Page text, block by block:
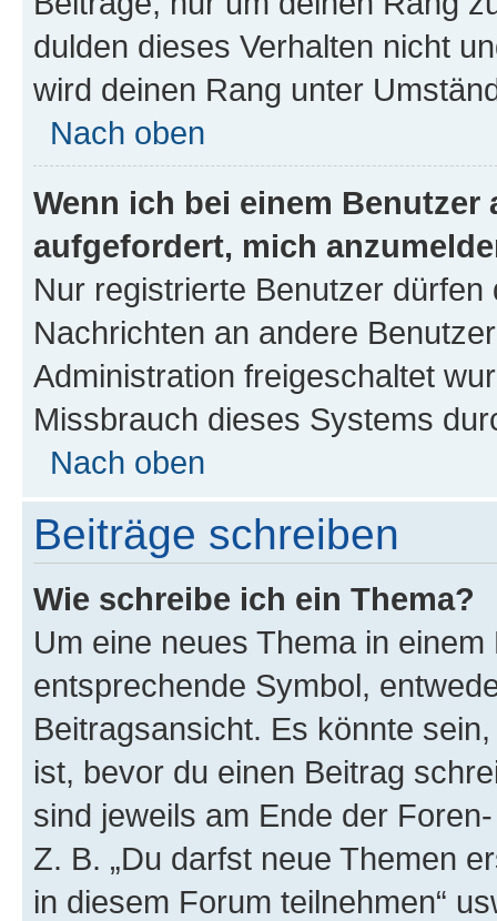
dulden dieses Verhalten nicht
wird deinen Rang unter
Nach oben
Wenn ich bei einem
aufgefordert, mich
Nur registrierte Benutzer
Nachrichten an andere
Administration freigeschaltet
Missbrauch dieses Systems
Nach oben
Beiträge schreiben
Wie schreibe ich ein Thema?
Um eine neues Thema in
entsprechende Symbol,
Beitragsansicht. Es könnte
ist, bevor du einen Beitrag
sind jeweils am Ende der
Z. B. „Du darfst neue Themen
in diesem Forum teilnehmen“